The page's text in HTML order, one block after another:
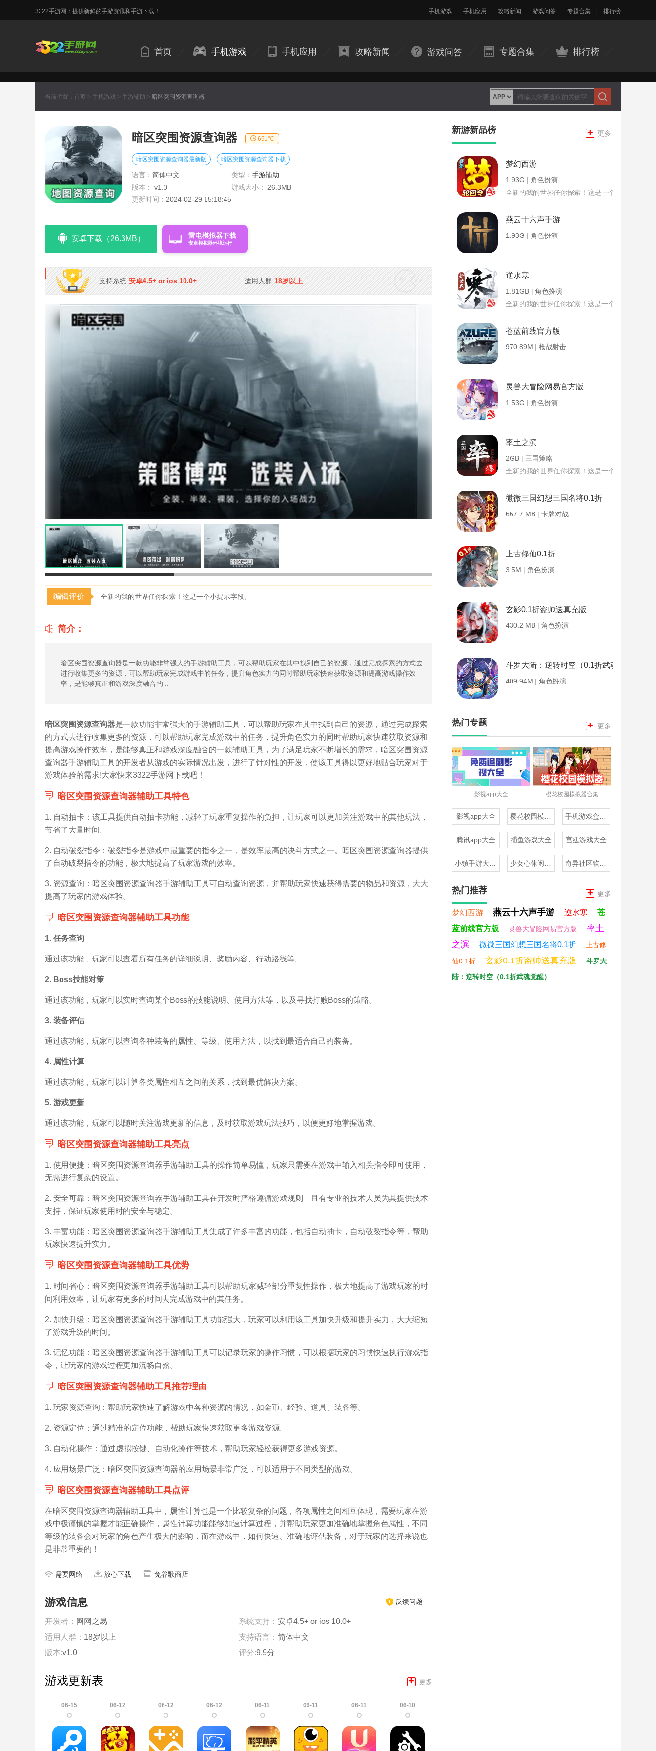
3322手游网：提供新鲜的手游资讯和手游下载！ 手机游戏 手机应用 攻略新闻 游戏问答 专题合集 排行榜
首页 手机游戏 手机应用 攻略新闻 游戏问答 专题合集 排行榜
当前位置： 首页 > 手机游戏 > 手游辅助 > 暗区突围资源查询器
暗区突围资源查询器 651℃
暗区突围资源查询器最新版 暗区突围资源查询器下载
语言： 简体中文 类型： 手游辅助
版本：
v1.0 游戏大小：
26.3MB
更新时间： 2024-02-29 15:18:45
安卓下载（26.3MB） 雷电模拟器下载
安卓模拟器环境运行
支持系统 安卓4.5+ or ios 10.0+ 适用人群 18岁以上
编辑评价 全新的我的世界任你探索！这是一个小提示字段。
简介：
暗区突围资源查询器是一款功能非常强大的手游辅助工具，可以帮助玩家在其中找到自己的资源，通过完成探索的方式去
进行收集更多的资源，可以帮助玩家完成游戏中的任务，提升角色实力的同时帮助玩家快速获取资源和提高游戏操作效
率，是能够真正和游戏深度融合的...
暗区突围资源查询器是一款功能非常强大的手游辅助工具，可以帮助玩家在其中找到自己的资源，通过完成探索
的方式去进行收集更多的资源，可以帮助玩家完成游戏中的任务，提升角色实力的同时帮助玩家快速获取资源和
提高游戏操作效率，是能够真正和游戏深度融合的一款辅助工具，为了满足玩家不断增长的需求，暗区突围资源
查询器手游辅助工具的开发者从游戏的实际情况出发，进行了针对性的开发，使该工具得以更好地贴合玩家对于
游戏体验的需求!大家快来3322手游网下载吧！
暗区突围资源查询器辅助工具特色
1. 自动抽卡：该工具提供自动抽卡功能，减轻了玩家重复操作的负担，让玩家可以更加关注游戏中的其他玩法，
节省了大量时间。
2. 自动破裂指令：破裂指令是游戏中最重要的指令之一，是效率最高的决斗方式之一。暗区突围资源查询器提供
了自动破裂指令的功能，极大地提高了玩家游戏的效率。
3. 资源查询：暗区突围资源查询器手游辅助工具可自动查询资源，并帮助玩家快速获得需要的物品和资源，大大
提高了玩家的游戏体验。
暗区突围资源查询器辅助工具功能
1. 任务查询
通过该功能，玩家可以查看所有任务的详细说明、奖励内容、行动路线等。
2. Boss技能对策
通过该功能，玩家可以实时查询某个Boss的技能说明、使用方法等，以及寻找打败Boss的策略。
3. 装备评估
通过该功能，玩家可以查询各种装备的属性、等级、使用方法，以找到最适合自己的装备。
4. 属性计算
通过该功能，玩家可以计算各类属性相互之间的关系，找到最优解决方案。
5. 游戏更新
通过该功能，玩家可以随时关注游戏更新的信息，及时获取游戏玩法技巧，以便更好地掌握游戏。
暗区突围资源查询器辅助工具亮点
1. 使用便捷：暗区突围资源查询器手游辅助工具的操作简单易懂，玩家只需要在游戏中输入相关指令即可使用，
无需进行复杂的设置。
2. 安全可靠：暗区突围资源查询器手游辅助工具在开发时严格遵循游戏规则，且有专业的技术人员为其提供技术
支持，保证玩家使用时的安全与稳定。
3. 丰富功能：暗区突围资源查询器手游辅助工具集成了许多丰富的功能，包括自动抽卡，自动破裂指令等，帮助
玩家快速提升实力。
暗区突围资源查询器辅助工具优势
1. 时间省心：暗区突围资源查询器手游辅助工具可以帮助玩家减轻部分重复性操作，极大地提高了游戏玩家的时
间利用效率，让玩家有更多的时间去完成游戏中的其任务。
2. 加快升级：暗区突围资源查询器手游辅助工具功能强大，玩家可以利用该工具加快升级和提升实力，大大缩短
了游戏升级的时间。
3. 记忆功能：暗区突围资源查询器手游辅助工具可以记录玩家的操作习惯，可以根据玩家的习惯快速执行游戏指
令，让玩家的游戏过程更加流畅自然。
暗区突围资源查询器辅助工具推荐理由
1. 玩家资源查询：帮助玩家快速了解游戏中各种资源的情况，如金币、经验、道具、装备等。
2. 资源定位：通过精准的定位功能，帮助玩家快速获取更多游戏资源。
3. 自动化操作：通过虚拟按键、自动化操作等技术，帮助玩家轻松获得更多游戏资源。
4. 应用场景广泛：暗区突围资源查询器的应用场景非常广泛，可以适用于不同类型的游戏。
暗区突围资源查询器辅助工具点评
在暗区突围资源查询器辅助工具中，属性计算也是一个比较复杂的问题，各项属性之间相互体现，需要玩家在游
戏中极谨慎的掌握才能正确操作，属性计算功能能够加速计算过程，并帮助玩家更加准确地掌握角色属性，不同
等级的装备会对玩家的角色产生极大的影响，而在游戏中，如何快速、准确地评估装备，对于玩家的选择来说也
是非常重要的！
需要网络 放心下载 免谷歌商店
游戏信息 反馈问题
开发者： 网网之易 系统支持： 安卓4.5+ or ios 10.0+
适用人群： 18岁以上 支持语言： 简体中文
版本:v1.0 评分:9.9分
游戏更新表 + 更多
06-15 06-12 06-12 06-12 06-11 06-11 06-11 06-10
新游新品榜 + 更多
梦幻西游
1.93G | 角色扮演
全新的我的世界任你探索！这是一个小提示字段。
燕云十六声手游
1.93G | 角色扮演
逆水寒
1.81GB | 角色扮演
全新的我的世界任你探索！这是一个小提示字段。
苍蓝前线官方版
970.89M | 枪战射击
灵兽大冒险网易官方版
1.53G | 角色扮演
率土之滨
2GB | 三国策略
全新的我的世界任你探索！这是一个小提示字段。
微微三国幻想三国名将0.1折
667.7 MB | 卡牌对战
上古修仙0.1折
3.5M | 角色扮演
玄影0.1折盗帅送真充版
430.2 MB | 角色扮演
斗罗大陆：逆转时空（0.1折武魂觉醒）
409.94M | 角色扮演
热门专题 + 更多
影视app大全 樱花校园模拟器合集
影视app大全
腾讯app大全 捕鱼游戏大全 宫廷游戏大全
热门推荐 + 更多
梦幻西游 燕云十六声手游 逆水寒
苍
蓝前线官方版
灵兽大冒险网易官方版
率土
之滨
微微三国幻想三国名将0.1折 上古修
仙0.1折 玄影0.1折盗帅送真充版
斗罗大
陆：逆转时空（0.1折武魂觉醒）